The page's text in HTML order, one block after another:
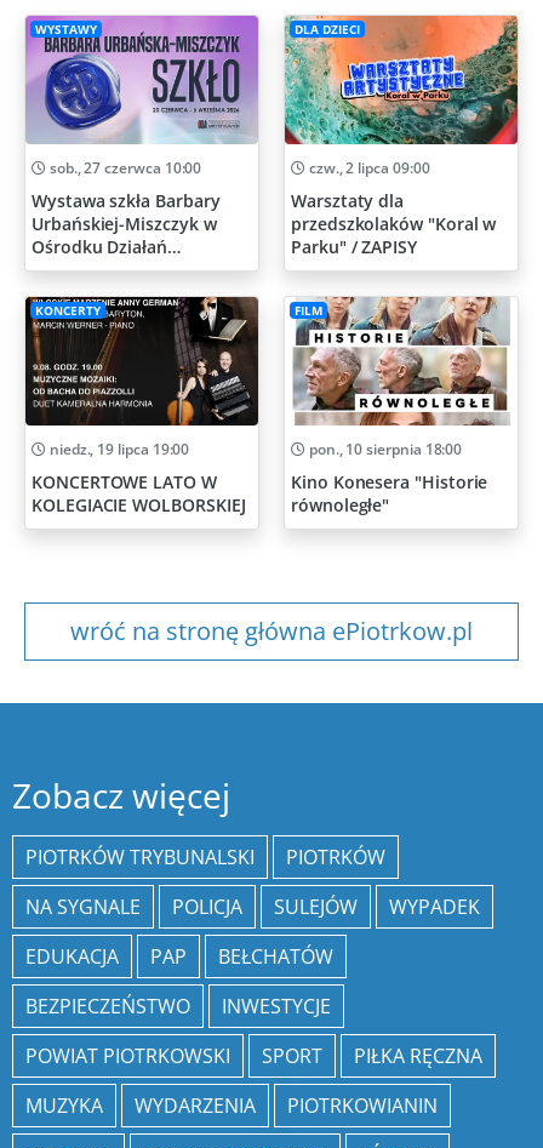
WYSTAWY
sob., 27 czerwca 10:00
Wystawa szkła Barbary
Urbańskiej-Miszczyk w
Ośrodku Działań
Artystycznych
DLA DZIECI
czw., 2 lipca 09:00
Warsztaty dla
przedszkolaków "Koral w
Parku" / ZAPISY
KONCERTY
niedz., 19 lipca 19:00
KONCERTOWE LATO W
KOLEGIACIE WOLBORSKIEJ
FILM
pon., 10 sierpnia 18:00
Kino Konesera "Historie
równoległe"
wróć na stronę główna ePiotrkow.pl
Zobacz więcej
PIOTRKÓW TRYBUNALSKI
PIOTRKÓW
NA SYGNALE
POLICJA SULEJÓW
WYPADEK
EDUKACJA
PAP
BEŁCHATÓW
BEZPIECZEŃSTWO
INWESTYCJE
POWIAT PIOTRKOWSKI
SPORT
PIŁKA RĘCZNA
MUZYKA
WYDARZENIA
PIOTRKOWIANIN